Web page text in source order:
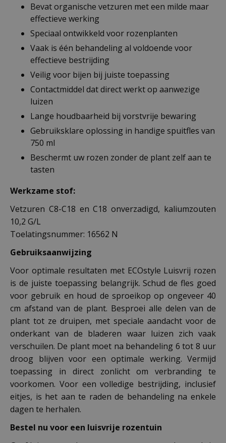
Bevat organische vetzuren met een milde maar
effectieve werking
Speciaal ontwikkeld voor rozenplanten
Vaak is één behandeling al voldoende voor
effectieve bestrijding
Veilig voor bijen bij juiste toepassing
Contactmiddel dat direct werkt op aanwezige
luizen
Lange houdbaarheid bij vorstvrije bewaring
Gebruiksklare oplossing in handige spuitfles van
750 ml
Beschermt uw rozen zonder de plant zelf aan te
tasten
Werkzame stof:
Vetzuren C8-C18 en C18 onverzadigd, kaliumzouten
10,2 G/L
Toelatingsnummer: 16562 N
Gebruiksaanwijzing
Voor optimale resultaten met ECOstyle Luisvrij rozen
is de juiste toepassing belangrijk. Schud de fles goed
voor gebruik en houd de sproeikop op ongeveer 40
cm afstand van de plant. Besproei alle delen van de
plant tot ze druipen, met speciale aandacht voor de
onderkant van de bladeren waar luizen zich vaak
verschuilen. De plant moet na behandeling 6 tot 8 uur
droog blijven voor een optimale werking. Vermijd
toepassing in direct zonlicht om verbranding te
voorkomen. Voor een volledige bestrijding, inclusief
eitjes, is het aan te raden de behandeling na enkele
dagen te herhalen.
Bestel nu voor een luisvrije rozentuin